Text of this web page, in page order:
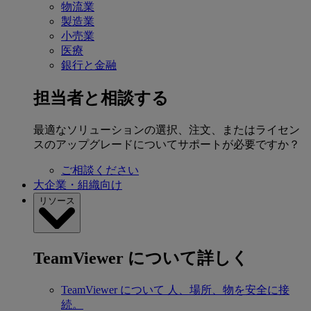
物流業
製造業
小売業
医療
銀行と金融
担当者と相談する
最適なソリューションの選択、注文、またはライセン
スのアップグレードについてサポートが必要ですか？
ご相談ください
大企業・組織向け
リソース
TeamViewer について詳しく
TeamViewer について 人、場所、物を安全に接
続。